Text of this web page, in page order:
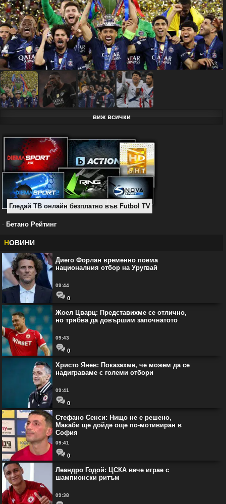
виж всички
Гледай ТВ онлайн безплатно във Futbol TV
- Бетано Рейтинг
НОВИНИ
Диего Форлан временно поема
националния отбор на Уругвай
09:44
0
Жоел Цварц: Представихме се отлично,
но трябва да довършим започнатото
09:43
0
Христо Янев: Показахме, че можем да се
надиграваме с големи отбори
09:41
0
Стефано Сенси: Нищо не е решено,
Макаби ще дойде още по-мотивиран в
София
09:41
0
Леандро Годой: ЦСКА вече играе с
шампионски ритъм
09:38